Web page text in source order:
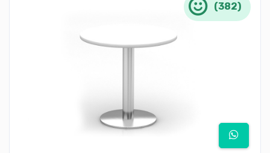
(382)